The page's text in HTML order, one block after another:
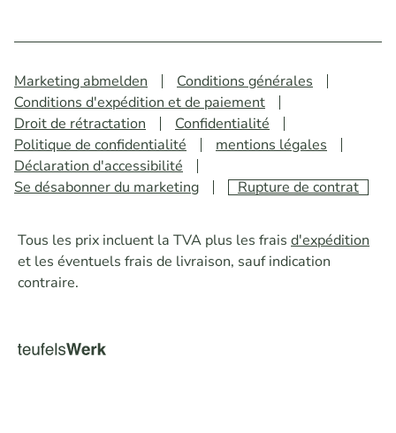
Tous les prix incluent la TVA plus les frais d'expédition
et les éventuels frais de livraison, sauf indication
contraire.
Marketing abmelden
Conditions générales
Conditions d'expédition et de paiement
Droit de rétractation
Confidentialité
Politique de confidentialité
mentions légales
Déclaration d'accessibilité
Se désabonner du marketing
Rupture de contrat